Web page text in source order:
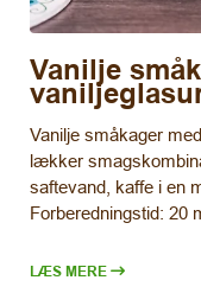
Vanilje
Vanilje småkager
lækker
saftevand, kaffe i en
Forberedningstid: 20
LÆS MERE